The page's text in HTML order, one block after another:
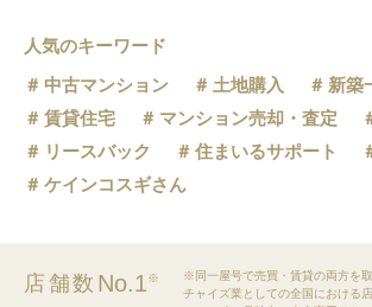
人気のキーワード
中古マンション
土地購入
新築
賃貸住宅
マンション売却・査定
リースバック
住まいるサポート
ケインコスギさん
店舗数 No.1※
※同一屋号で売買・賃貸の両方を
チャイズ業としての全国における